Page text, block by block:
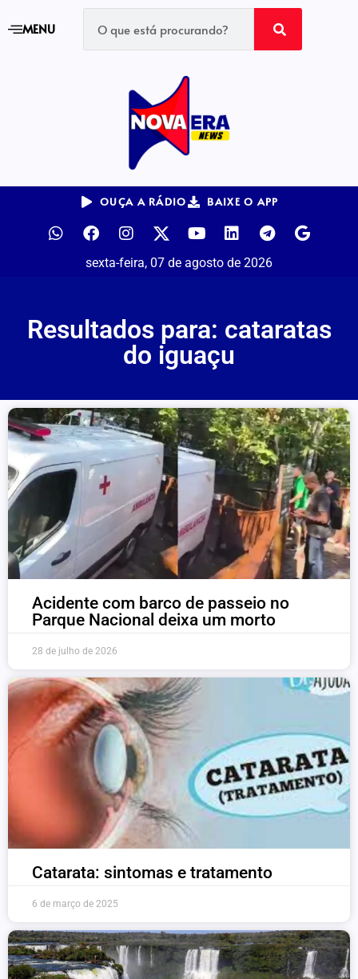
MENU
OUÇA A RÁDIO BAIXE O APP
sexta-feira, 07 de agosto de 2026
Resultados para: cataratas
do iguaçu
Acidente com barco de passeio no
Parque Nacional deixa um morto
28 de julho de 2026
Catarata: sintomas e tratamento
6 de março de 2025